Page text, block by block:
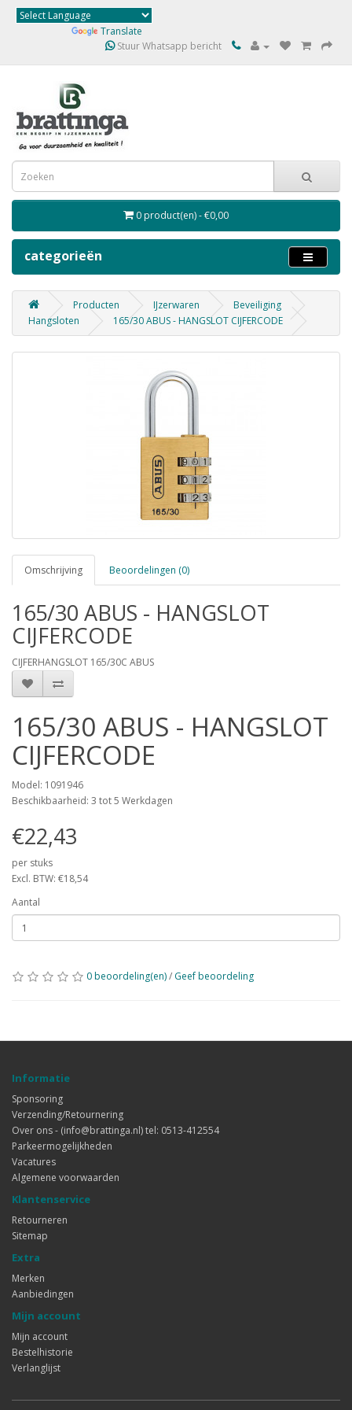
Translate
Stuur Whatsapp bericht
0 product(en) - €0,00
categorieën
Producten IJzerwaren
Beveiliging
Hangsloten
165/30 ABUS - HANGSLOT CIJFERCODE
Omschrijving Beoordelingen (0)
165/30 ABUS - HANGSLOT
CIJFERCODE
CIJFERHANGSLOT 165/30C ABUS
165/30 ABUS - HANGSLOT
CIJFERCODE
Model: 1091946
Beschikbaarheid: 3 tot 5 Werkdagen
€22,43
per stuks
Excl. BTW: €18,54
Aantal
0 beoordeling(en)/ Geef beoordeling
Informatie
Sponsoring
Verzending/Retournering
Over ons - (info@brattinga.nl) tel: 0513-412554
Parkeermogelijkheden
Vacatures
Algemene voorwaarden
Klantenservice
Retourneren
Sitemap
Extra
Merken
Aanbiedingen
Mijn account
Mijn account
Bestelhistorie
Verlanglijst